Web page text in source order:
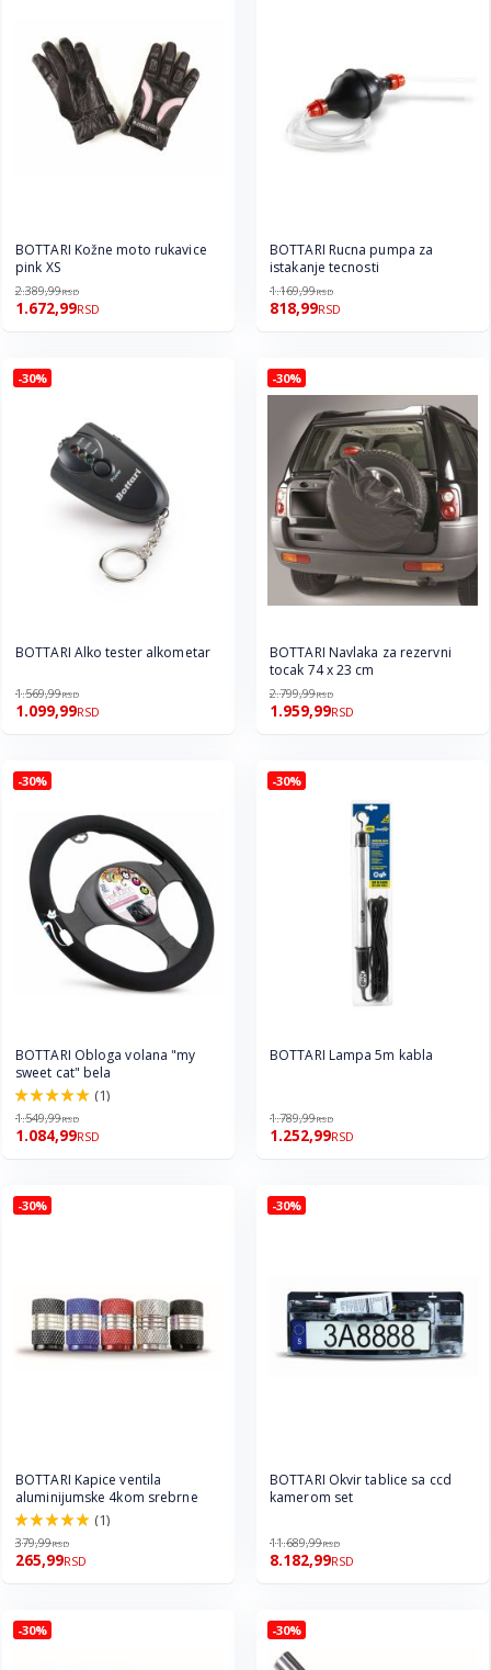
BOTTARI Kožne moto rukavice
pink XS
2.389,99RSD
1.672,99RSD
BOTTARI Rucna pumpa za
istakanje tecnosti
1.169,99RSD
818,99RSD
-30%
BOTTARI Alko tester alkometar
1.569,99RSD
1.099,99RSD
-30%
BOTTARI Navlaka za rezervni
tocak 74 x 23 cm
2.799,99RSD
1.959,99RSD
-30%
BOTTARI Obloga volana "my
sweet cat" bela
100.0%
(1)
1.549,99RSD
1.084,99RSD
-30%
BOTTARI Lampa 5m kabla
1.789,99RSD
1.252,99RSD
-30%
BOTTARI Kapice ventila
aluminijumske 4kom srebrne
100.0%
(1)
379,99RSD
265,99RSD
-30%
BOTTARI Okvir tablice sa ccd
kamerom set
11.689,99RSD
8.182,99RSD
-30% -30%